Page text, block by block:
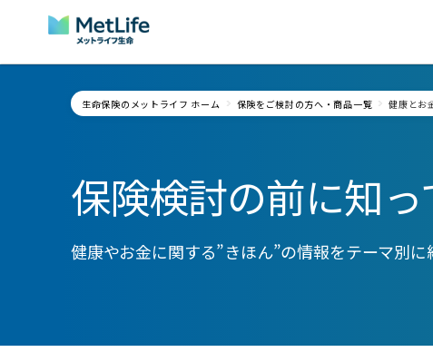
Skip Navigation
生命保険のメットライフ ホーム 保険をご検討の方へ・商品一覧 健康とお
保険検討の前に知
健康やお金に関する”きほん”の情報をテーマ別に